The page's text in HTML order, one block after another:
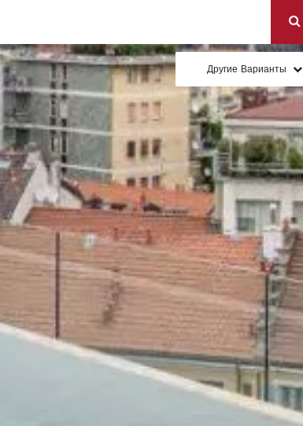
Другие Варианты